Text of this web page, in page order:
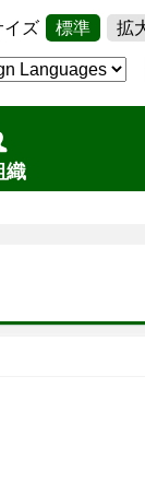
イズ 標準 拡
織